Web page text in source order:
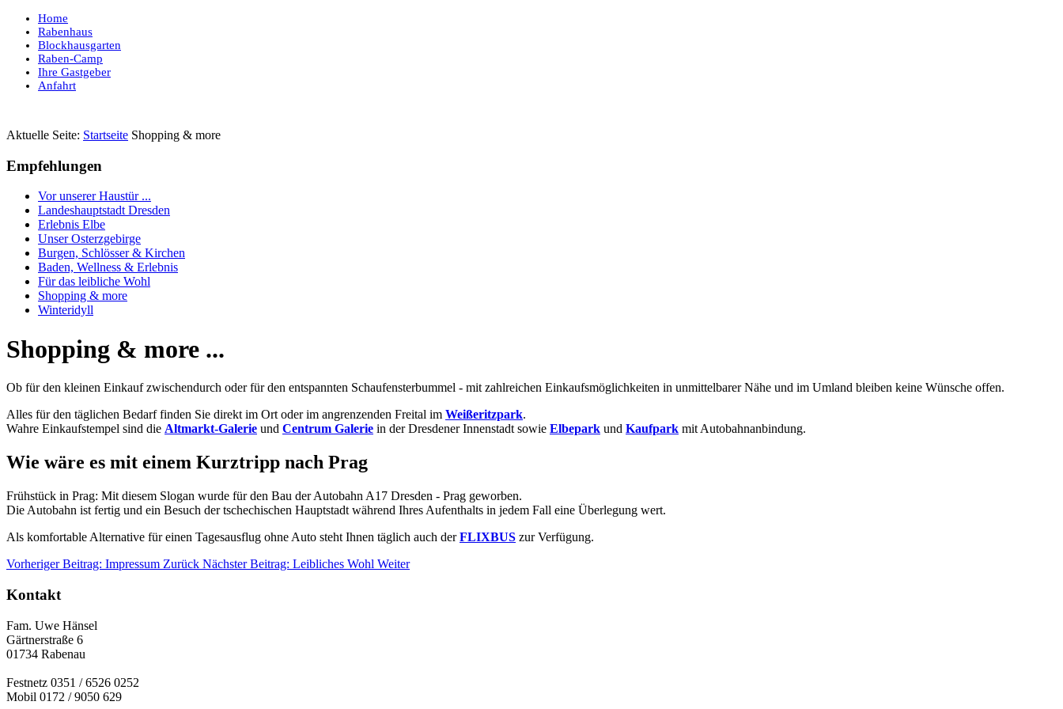
Home
Rabenhaus
Blockhausgarten
Raben-Camp
Ihre Gastgeber
Anfahrt
Aktuelle Seite: Startseite Shopping & more
Empfehlungen
Vor unserer Haustür ...
Landeshauptstadt Dresden
Erlebnis Elbe
Unser Osterzgebirge
Burgen, Schlösser & Kirchen
Baden, Wellness & Erlebnis
Für das leibliche Wohl
Shopping & more
Winteridyll
Shopping & more ...
Ob für den kleinen Einkauf zwischendurch oder für den entspannten Schaufensterbummel - mit zahlreichen Einkaufsmöglichkeiten in unmittelbarer Nähe und im Umland bleiben keine Wünsche offen.
Alles für den täglichen Bedarf finden Sie direkt im Ort oder im angrenzenden Freital im Weißeritzpark.
Wahre Einkaufstempel sind die Altmarkt-Galerie und Centrum Galerie in der Dresdener Innenstadt sowie Elbepark und Kaufpark mit Autobahnanbindung.
Wie wäre es mit einem Kurztripp nach Prag
Frühstück in Prag: Mit diesem Slogan wurde für den Bau der Autobahn A17 Dresden - Prag geworben.
Die Autobahn ist fertig und ein Besuch der tschechischen Hauptstadt während Ihres Aufenthalts in jedem Fall eine Überlegung wert.
Als komfortable Alternative für einen Tagesausflug ohne Auto steht Ihnen täglich auch derFLIXBUS zur Verfügung.
Vorheriger Beitrag: Impressum Zurück Nächster Beitrag: Leibliches Wohl Weiter
Kontakt
Fam. Uwe Hänsel
Gärtnerstraße 6
01734 Rabenau
Festnetz 0351 / 6526 0252
Mobil 0172 / 9050 629